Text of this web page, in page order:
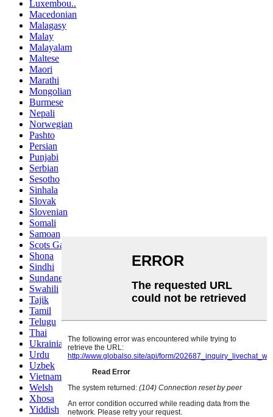
Luxembou..
Macedonian
Malagasy
Malay
Malayalam
Maltese
Maori
Marathi
Mongolian
Burmese
Nepali
Norwegian
Pashto
Persian
Punjabi
Serbian
Sesotho
Sinhala
Slovak
Slovenian
Somali
Samoan
Scots Gaelic
Shona
Sindhi
Sundanese
Swahili
Tajik
Tamil
Telugu
Thai
Ukrainian
Urdu
Uzbek
Vietnamese
Welsh
Xhosa
Yiddish